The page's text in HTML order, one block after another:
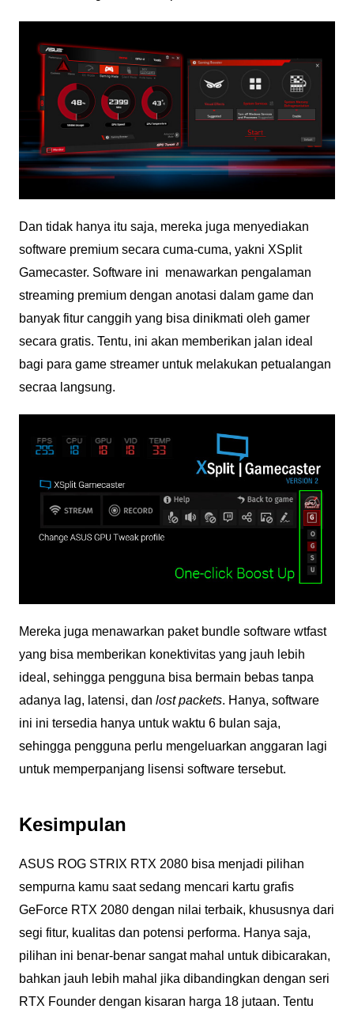
Dan tidak hanya itu saja, mereka juga menyediakan
software premium secara cuma-cuma, yakni XSplit
Gamecaster. Software ini menawarkan pengalaman
streaming premium dengan anotasi dalam game dan
banyak fitur canggih yang bisa dinikmati oleh gamer
secara gratis. Tentu, ini akan memberikan jalan ideal
bagi para game streamer untuk melakukan petualangan
secraa langsung.
Mereka juga menawarkan paket bundle software wtfast
yang bisa memberikan konektivitas yang jauh lebih
ideal, sehingga pengguna bisa bermain bebas tanpa
adanya lag, latensi, dan lost packets. Hanya, software
ini ini tersedia hanya untuk waktu 6 bulan saja,
sehingga pengguna perlu mengeluarkan anggaran lagi
untuk memperpanjang lisensi software tersebut.
Kesimpulan
ASUS ROG STRIX RTX 2080 bisa menjadi pilihan
sempurna kamu saat sedang mencari kartu grafis
GeForce RTX 2080 dengan nilai terbaik, khususnya dari
segi fitur, kualitas dan potensi performa. Hanya saja,
pilihan ini benar-benar sangat mahal untuk dibicarakan,
bahkan jauh lebih mahal jika dibandingkan dengan seri
RTX Founder dengan kisaran harga 18 jutaan. Tentu